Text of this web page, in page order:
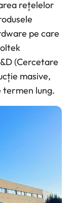
rețelelor
pe care
(Cercetare
masive,
lung.